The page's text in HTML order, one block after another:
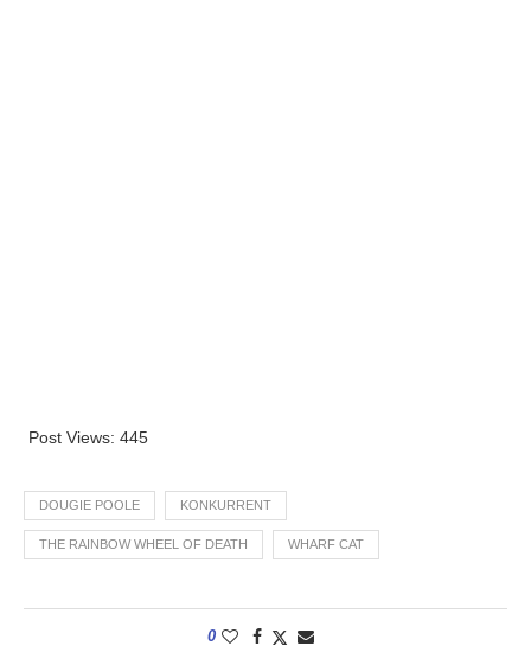
Post Views: 445
DOUGIE POOLE KONKURRENT
THE RAINBOW WHEEL OF DEATH WHARF CAT
0